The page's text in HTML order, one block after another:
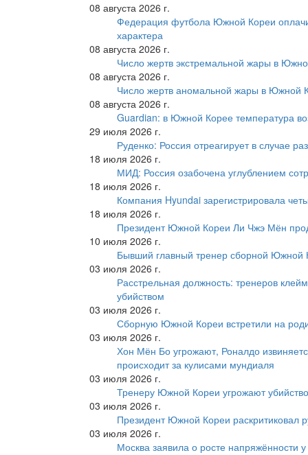
08 августа 2026 г.
Федерация футбола Южной Кореи
характера
08 августа 2026 г.
Число жертв экстремальной жары в
08 августа 2026 г.
Число жертв аномальной жары в Южной
08 августа 2026 г.
Guardian: в Южной Корее температура
29 июля 2026 г.
Руденко: Россия отреагирует в случае
18 июля 2026 г.
МИД: Россия озабочена углублением
18 июля 2026 г.
Компания Hyundai зарегистрировала
18 июля 2026 г.
Президент Южной Кореи Ли Чжэ Мён
10 июля 2026 г.
Бывший главный тренер сборной Южной
03 июля 2026 г.
Расстрельная должность: тренеров
убийством
03 июля 2026 г.
Сборную Южной Кореи встретили на
03 июля 2026 г.
Хон Мён Бо угрожают, Роналдо
происходит за кулисами мундиаля
03 июля 2026 г.
Тренеру Южной Кореи угрожают
03 июля 2026 г.
Президент Южной Кореи раскритиковал
03 июля 2026 г.
Москва заявила о росте